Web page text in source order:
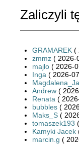
Zaliczyli
GRAMAREK (
zmmz ( 2026-
majlo ( 2026-
Inga ( 2026-
Andrew (
Renata (
bubbles (
Maks_S (
tomaszek193
Kamyki Jacek
marcin.g (